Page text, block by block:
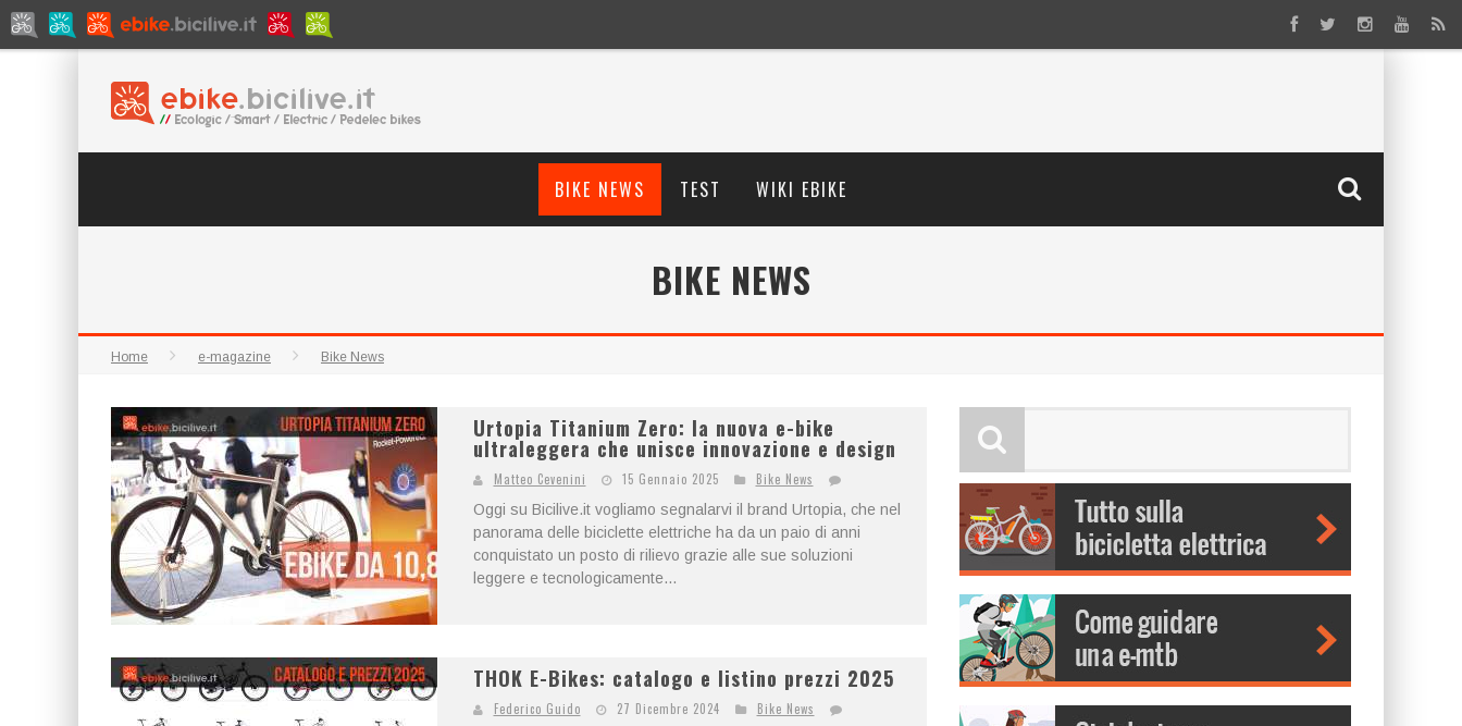
BIKE NEWS TEST WIKI EBIKE
BIKE NEWS
Home e-magazine Bike News
Urtopia Titanium Zero: la nuova e-bike
ultraleggera che unisce innovazione e design
Matteo Cevenini 15 Gennaio 2025
Bike News
Oggi su Bicilive.it vogliamo segnalarvi il brand Urtopia, che nel
panorama delle biciclette elettriche ha da un paio di anni
conquistato un posto di rilievo grazie alle sue soluzioni
leggere e tecnologicamente...
THOK E-Bikes: catalogo e listino prezzi 2025
Federico Guido 27 Dicembre 2024
Bike News